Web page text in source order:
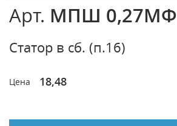
Арт. МПШ 0,27МФ
Статор в сб. (п.16)
Цена 18,48